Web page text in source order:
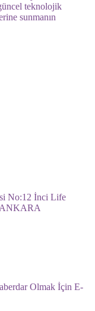
teknolojik
sunmanın
No:12 İnci Life
ANKARA
Olmak İçin E-